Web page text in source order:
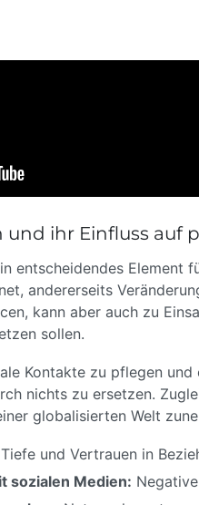
und ihr Einfluss auf
entscheidendes Element
andererseits
kann aber auch zu
sollen.
Kontakte zu pflegen
nichts zu ersetzen.
globalisierten Welt
Tiefe und Vertrauen in
sozialen Medien: